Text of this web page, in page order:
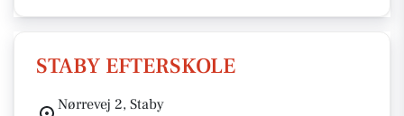
STABY EFTERSKOLE
Nørrevej 2, Staby